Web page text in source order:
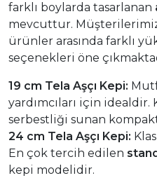
farklı boylarda tasarlanan
mevcuttur.
ürünler arasında farklı
seçenekleri öne
19 cm Tela Aşçı Kepi:
yardımcıları için idealdir.
serbestliği sunan
24 cm Tela Aşçı Kepi:
En çok tercih edilen
kepi modelidir.